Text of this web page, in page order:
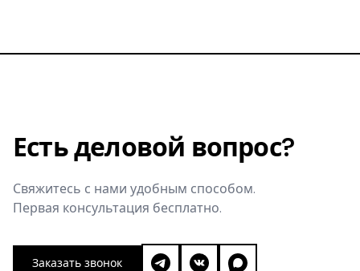
Есть деловой вопрос?
Свяжитесь с нами удобным способом.
Первая консультация бесплатно.
Заказать звонок